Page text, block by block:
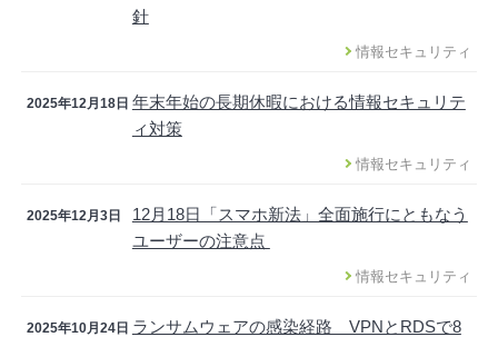
針
情報セキュリティ
2025年12月18日 年末年始の長期休暇における情報セキュリテ
ィ対策
情報セキュリティ
2025年12月3日
12月18日「スマホ新法」全面施行にともなう
ユーザーの注意点
情報セキュリティ
2025年10月24日 ランサムウェアの感染経路 VPNとRDSで8